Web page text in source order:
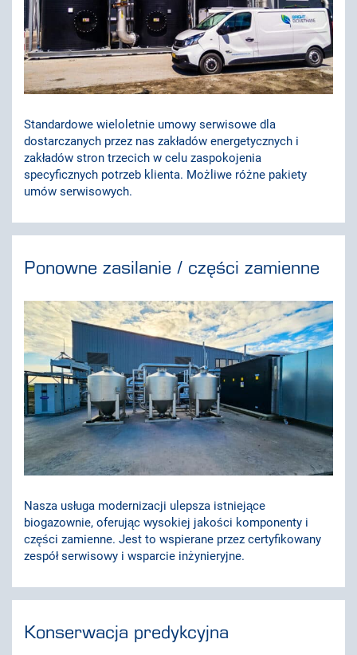
Standardowe wieloletnie umowy serwisowe dla
dostarczanych przez nas zakładów energetycznych i
zakładów stron trzecich w celu zaspokojenia
specyficznych potrzeb klienta. Możliwe różne pakiety
umów serwisowych.
Ponowne zasilanie / części zamienne
Nasza usługa modernizacji ulepsza istniejące
biogazownie, oferując wysokiej jakości komponenty i
części zamienne. Jest to wspierane przez certyfikowany
zespół serwisowy i wsparcie inżynieryjne.
Konserwacja predykcyjna